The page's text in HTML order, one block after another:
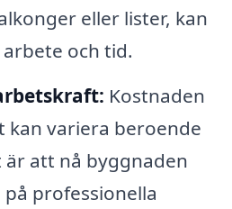
eller lister, kan
och tid.
Kostnaden
variera beroende
att nå byggnaden
professionella